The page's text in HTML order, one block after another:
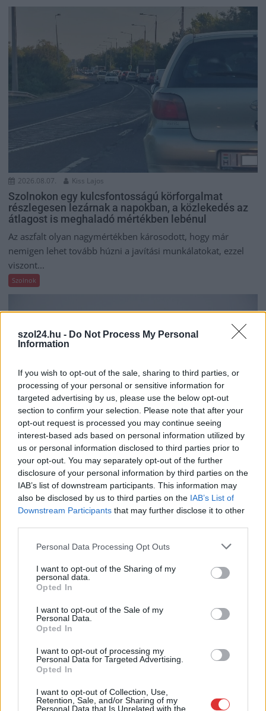
szol24.hu - Do Not Process My Personal
Information
If you wish to opt-out of the sale, sharing to third parties, or
processing of your personal or sensitive information for
targeted advertising by us, please use the below opt-out
section to confirm your selection. Please note that after your
opt-out request is processed you may continue seeing
interest-based ads based on personal information utilized by
us or personal information disclosed to third parties prior to
your opt-out. You may separately opt-out of the further
disclosure of your personal information by third parties on the
IAB’s list of downstream participants. This information may
also be disclosed by us to third parties on the IAB’s List of
Downstream Participants that may further disclose it to other
Please note that this website/app uses one or more Google
not limited to your visit or usage behaviour. You may click to
grant or deny consent to Google and its third-party tags to
use your data for below specified purposes in below Google
consent section.
Personal Data Processing Opt Outs
I want to opt-out of the Sharing of my
personal data.
Opted In
I want to opt-out of the Sale of my
Personal Data.
Opted In
I want to opt-out of processing my
Personal Data for Targeted Advertising.
Opted In
I want to opt-out of Collection, Use,
Retention, Sale, and/or Sharing of my
Personal Data that Is Unrelated with the
2026.08.07. Kiss Lajos
Szolnokon egy kulcsfontosságú körforgalmat
részlegesen lezárnak a napokban, a közlekedés az
átlagost is meghaladó mértékben lebénul
Az aszfalt olyan nagymértékben károsodott, hogy már
nemigen lehet tovább húzni a javítási munkálatokat, ezzel
viszont...
Szolnok
2026.08.07. Farkas András
Ön szerint hogy készül a hamisítatlan szolnoki
habos isler?
Igazi retró klasszikus desszert, amelyet generációk óta
szeretnek, és amelyet sokan ma is próbálnak otthon
újraalkotni....